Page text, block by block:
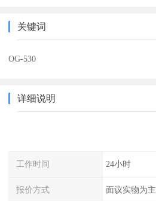
关键词
OG-530
详细说明
工作时间 24小时
报价方式 面议实物为主